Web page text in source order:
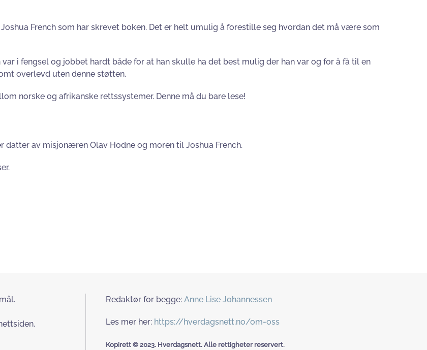
French som har skrevet boken. Det er helt umulig å forestille seg hvordan det må være som
i fengsel og jobbet hardt både for at han skulle ha det best mulig der han var og for å få til en
overlevd uten denne støtten.
norske og afrikanske rettssystemer. Denne må du bare lese!
datter av misjonæren Olav Hodne og moren til Joshua French.
Redaktør for begge: Anne Lise Johannessen
Les mer her: https://hverdagsnett.no/om-oss
Kopirett © 2023. Hverdagsnett. Alle rettigheter reservert.